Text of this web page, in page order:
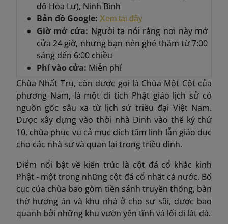
đô Hoa Lư), Ninh Bình
Bản đồ Google: Xem tại đây
Giờ mở cửa: Người ta nói rằng nơi này mở
cửa 24 giờ, nhưng bạn nên ghé thăm từ 7:00
sáng đến 6:00 chiều
Phí vào cửa: Miễn phí
Chùa Nhất Trụ, còn được gọi là Chùa Một Cột của
phương Nam, là một di tích Phật giáo lịch sử có
nguồn gốc sâu xa từ lịch sử triều đại Việt Nam.
Được xây dựng vào thời nhà Đinh vào thế kỷ thứ
10, chùa phục vụ cả mục đích tâm linh lẫn giáo dục
cho các nhà sư và quan lại trong triều đình.
Điểm nổi bật về kiến trúc là cột đá cổ khắc kinh
Phật - một trong những cột đá cổ nhất cả nước. Bố
cục của chùa bao gồm tiền sảnh truyền thống, bàn
thờ hương án và khu nhà ở cho sư sãi, được bao
quanh bởi những khu vườn yên tĩnh và lối đi lát đá.